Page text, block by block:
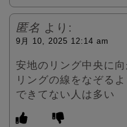
匿名 より:
9月 10, 2025 12:14 am
安地のリング中央に
リングの線をなぞる
できてない人は多い